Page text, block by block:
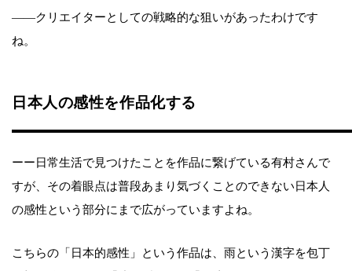
――クリエイターとしての戦略的な狙いがあったわけです
ね。
日本人の感性を作品化する
ーー日常生活で見つけたことを作品に繋げている有村さんで
すが、その着眼点は普段あまり気づくことのできない日本人
の感性という部分にまで広がっていますよね。
こちらの「日本的感性」という作品は、雨という漢字を包丁